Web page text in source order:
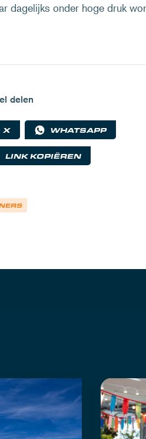
dagelijks onder hoge druk
delen
X WHATSAPP
LINK KOPIËREN